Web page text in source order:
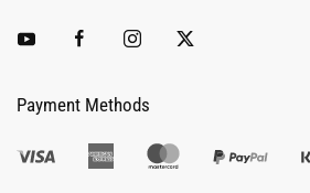
Payment Methods